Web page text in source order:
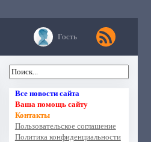
Гость
Все новости сайта
Ваша помощь сайту
Контакты
Пользовательское соглашение
Политика конфиденциальности